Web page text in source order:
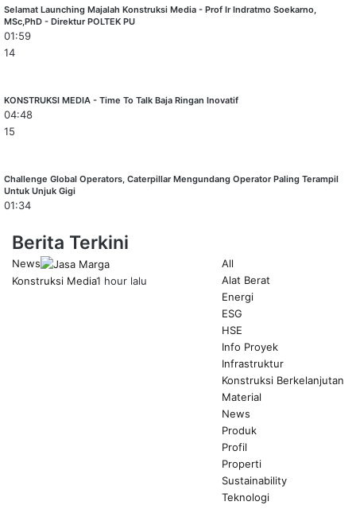
Selamat Launching Majalah Konstruksi Media - Prof Ir Indratmo Soekarno,
MSc,PhD - Direktur POLTEK PU
01:59
14
KONSTRUKSI MEDIA - Time To Talk Baja Ringan Inovatif
04:48
15
Challenge Global Operators, Caterpillar Mengundang Operator Paling Terampil
Untuk Unjuk Gigi
01:34
Berita Terkini
All
Alat Berat
Energi
ESG
HSE
Info Proyek
Infrastruktur
Konstruksi Berkelanjutan
Material
News
Produk
Profil
Properti
Sustainability
Teknologi
News
Konstruksi Media1 hour lalu